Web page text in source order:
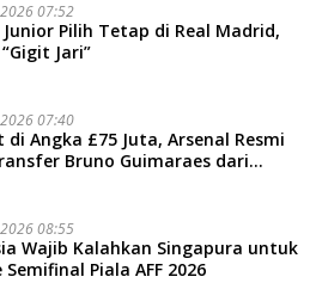
07:52
Pilih Tetap di Real Madrid,
Jari”
07:40
di Angka £75 Juta, Arsenal Resmi
Bruno Guimaraes dari
08:55
Wajib Kalahkan Singapura untuk
Semifinal Piala AFF 2026